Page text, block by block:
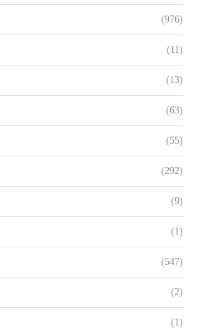
(976)
(11)
(13)
(63)
(55)
(292)
(9)
(1)
(547)
(2)
(1)